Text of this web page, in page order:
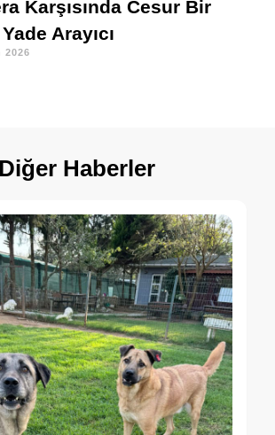
Karşısında Cesur Bir
Arayıcı
2026
Diğer Haberler